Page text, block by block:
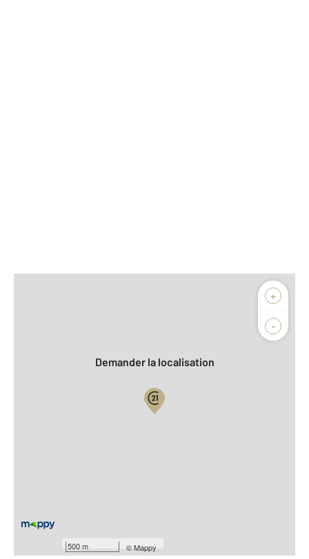
+
-
500 m ©Mappy
Biens vendus
Demander la localisation
Équipements